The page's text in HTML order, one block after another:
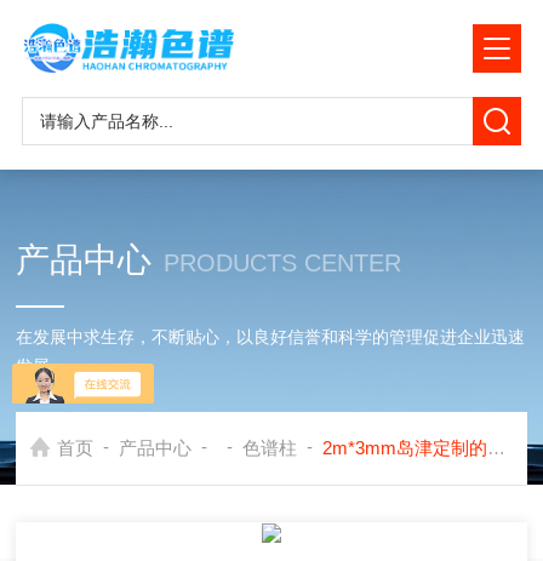
产品中心 PRODUCTS CENTER
在发展中求生存，不断贴心，以良好信誉和科学的管理促进企业迅速
发展
首页 - 产品中心 - - 色谱柱 - 2m*3mm岛津定制的5A填充色谱柱